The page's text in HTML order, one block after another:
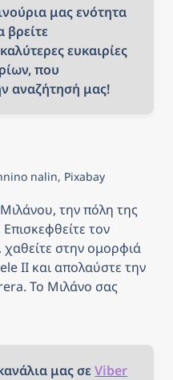
βρείτε
ευκαιρίες
που
αναζήτησή μας!
nalin, Pixabay
την πόλη της
τον
στην ομορφιά
II και απολαύστε την
Το Μιλάνο σας
μας σε Viber